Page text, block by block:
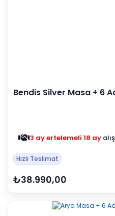
Bendis Silver Masa + 6
3 ay ertelemeli 18 ay
Hızlı Teslimat
₺38.990,00